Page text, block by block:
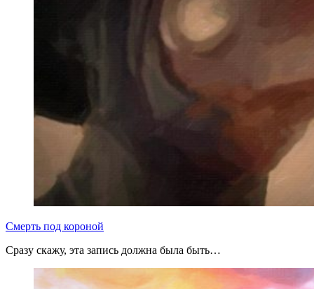
Смерть под короной
Сразу скажу, эта запись должна была быть…